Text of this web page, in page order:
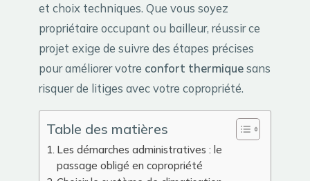
et choix techniques. Que vous soyez
propriétaire occupant ou bailleur, réussir ce
projet exige de suivre des étapes précises
pour améliorer votre confort thermiquesans
risquer de litiges avec votre copropriété.
Table des matières
Les démarches administratives : le
passage obligé en copropriété